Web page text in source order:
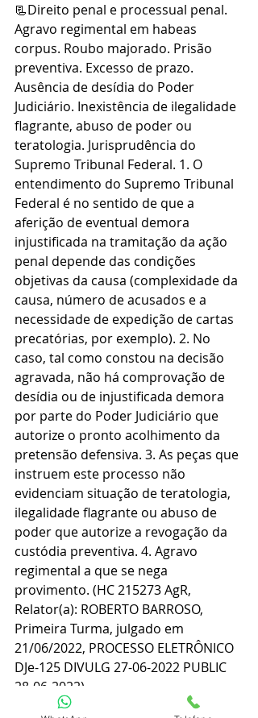
📃Direito penal e processual penal.
Agravo regimental em habeas
corpus. Roubo majorado. Prisão
preventiva. Excesso de prazo.
Ausência de desídia do Poder
Judiciário. Inexistência de ilegalidade
flagrante, abuso de poder ou
teratologia. Jurisprudência do
Supremo Tribunal Federal. 1. O
entendimento do Supremo Tribunal
Federal é no sentido de que a
aferição de eventual demora
injustificada na tramitação da ação
penal depende das condições
objetivas da causa (complexidade da
causa, número de acusados e a
necessidade de expedição de cartas
precatórias, por exemplo). 2. No
caso, tal como constou na decisão
agravada, não há comprovação de
desídia ou de injustificada demora
por parte do Poder Judiciário que
autorize o pronto acolhimento da
pretensão defensiva. 3. As peças que
instruem este processo não
evidenciam situação de teratologia,
ilegalidade flagrante ou abuso de
poder que autorize a revogação da
custódia preventiva. 4. Agravo
regimental a que se nega
provimento. (HC 215273 AgR,
Relator(a): ROBERTO BARROSO,
Primeira Turma, julgado em
21/06/2022, PROCESSO ELETRÔNICO
DJe-125 DIVULG 27-06-2022 PUBLIC
28-06-2022).